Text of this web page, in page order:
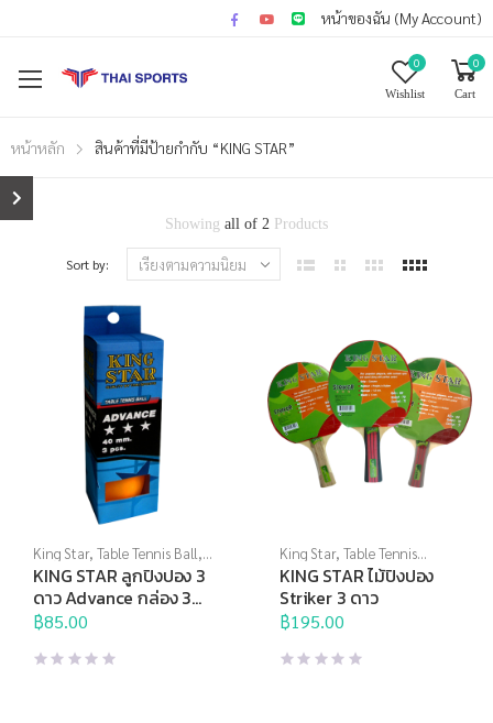
หน้าของฉัน (My Account)
0
Wishlist
0
Cart
หน้าหลัก สินค้าที่มีป้ายกำกับ “KING STAR”
Showing all of 2 Products
Sort by:
King Star, Table Tennis Ball,
Thai Sports Brand,ปิงปอง,
แร็กเก็ต
KING STAR ลูกปิงปอง 3
ดาว Advance กล่อง 3
ลูก
฿85.00
King Star, Table Tennis
Racket ,Thai Sports Brand
ปิงปอง,แร็กเก็ต
KING STAR ไม้ปิงปอง
Striker 3 ดาว
฿195.00